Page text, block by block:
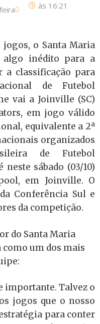
às 16:21
o Santa Maria
algo inédito para a
a classificação para
de Futebol
vai a Joinville (SC)
em jogo válido
equivalente a 2ª
organizados
de Futebol
neste sábado (03/10)
em Joinville. O
Conferência Sul e
da competição.
do Santa Maria
como um dos mais
importante. Talvez o
jogos que o nosso
para conter